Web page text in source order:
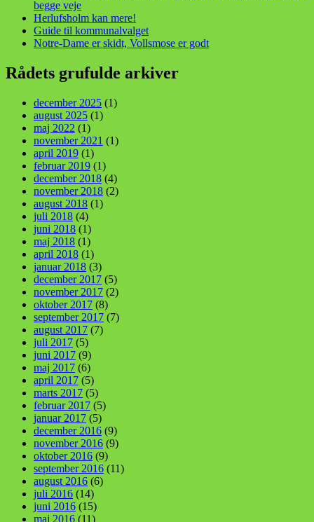
begge veje
Herlufsholm kan mere!
Guide til kommunalvalget
Notre-Dame er skidt, Vollsmose er godt
Rådets grufulde arkiver
december 2025 (1)
august 2025 (1)
maj 2022 (1)
november 2021 (1)
april 2019 (1)
februar 2019 (1)
december 2018 (4)
november 2018 (2)
august 2018 (1)
juli 2018 (4)
juni 2018 (1)
maj 2018 (1)
april 2018 (1)
januar 2018 (3)
december 2017 (5)
november 2017 (2)
oktober 2017 (8)
september 2017 (7)
august 2017 (7)
juli 2017 (5)
juni 2017 (9)
maj 2017 (6)
april 2017 (5)
marts 2017 (5)
februar 2017 (5)
januar 2017 (5)
december 2016 (9)
november 2016 (9)
oktober 2016 (9)
september 2016 (11)
august 2016 (6)
juli 2016 (14)
juni 2016 (15)
maj 2016 (11)